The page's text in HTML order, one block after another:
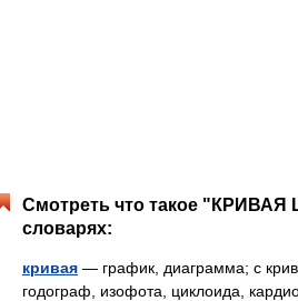
Смотреть что такое "КРИВАЯ
словарях:
кривая — график, диаграмма; с
годограф, изофота, циклоида,